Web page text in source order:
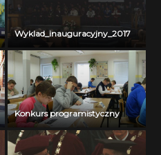
Wyklad_inauguracyjny_2017
Konkurs programistyczny